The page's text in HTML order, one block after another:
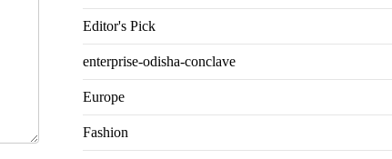
Editor's Pick
enterprise-odisha-conclave
Europe
Fashion